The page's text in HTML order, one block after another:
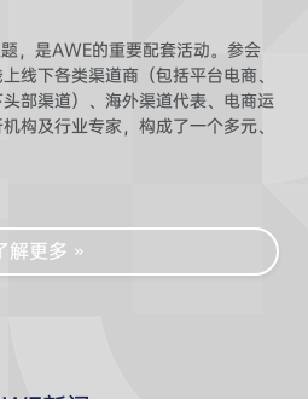
，是AWE的重要配套活动。参会
线下各类渠道商（包括平台电商、
部渠道）、海外渠道代表、电商运
构及行业专家，构成了一个多元、
解更多 »